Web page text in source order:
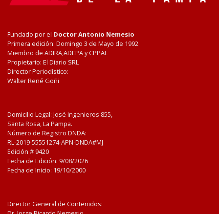
Fundado por el Doctor Antonio Nemesio
Primera edición: Domingo 3 de Mayo de 1992
Miembro de ADIRA,ADEPA y CPPAL
Propietario: El Diario SRL
Director Periodístico:
Walter René Goñi
Domicilio Legal: José Ingenieros 855,
Santa Rosa, La Pampa.
Número de Registro DNDA:
RL-2019-55551274-APN-DNDA#MJ
Edición # 9420
Fecha de Edición: 9/08/2026
Fecha de Inicio: 19/10/2000
Director General de Contenidos: